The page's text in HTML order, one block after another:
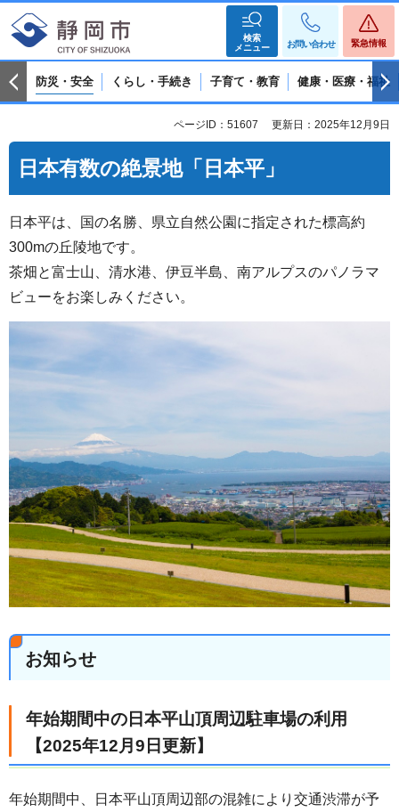
検索
メニュー
お問い合わせ 緊急情報
防災・安全 くらし・手続き 子育て・教育 健康・医療・福祉
ページID：51607 更新日：2025年12月9日
日本有数の絶景地「日本平」
日本平は、国の名勝、県立自然公園に指定された標高約
300mの丘陵地です。
茶畑と富士山、清水港、伊豆半島、南アルプスのパノラマ
ビューをお楽しみください。
お知らせ
年始期間中の日本平山頂周辺駐車場の利用
【2025年12月9日更新】
年始期間中、日本平山頂周辺部の混雑により交通渋滞が予